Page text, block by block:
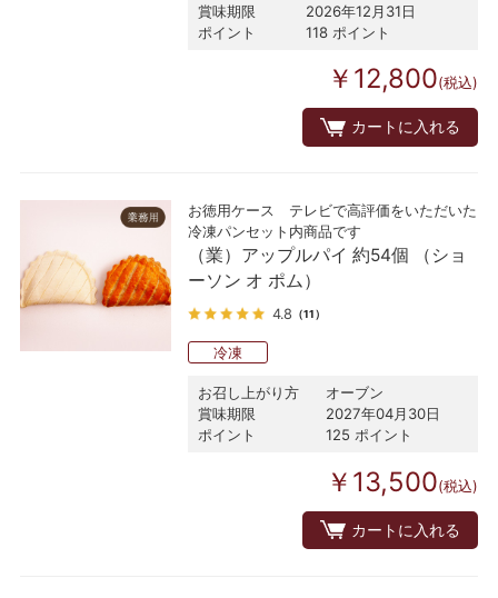
賞味期限
2026年12月31日
ポイント
118 ポイント
￥12,800(税込)
カートに入れる
お徳用ケース テレビで高評価をいただいた
冷凍パンセット内商品です
（業）アップルパイ 約54個 （ショ
ーソン オ ポム）
4.8 （11）
冷凍
お召し上がり方
オーブン
賞味期限
2027年04月30日
ポイント
125 ポイント
￥13,500(税込)
カートに入れる